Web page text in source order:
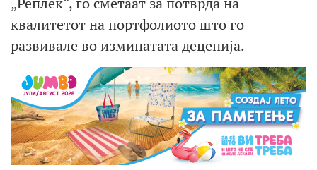
квалитетот на портфолиото што го
развивале во изминатата деценија.